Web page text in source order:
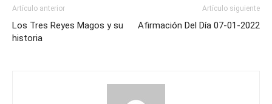
Artículo anterior
Los Tres Reyes Magos y su
historia
Artículo siguiente
Afirmación Del Día 07-01-2022